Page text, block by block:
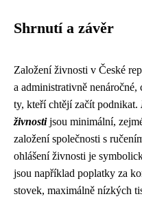
Shrnutí a závěr
Založení živnosti v České
a administrativně
ty, kteří chtějí začít podnikat.
živnostijsou minimální,
založení společnosti s
ohlášení živnosti je
jsou například poplatky za
stovek, maximálně nízkých